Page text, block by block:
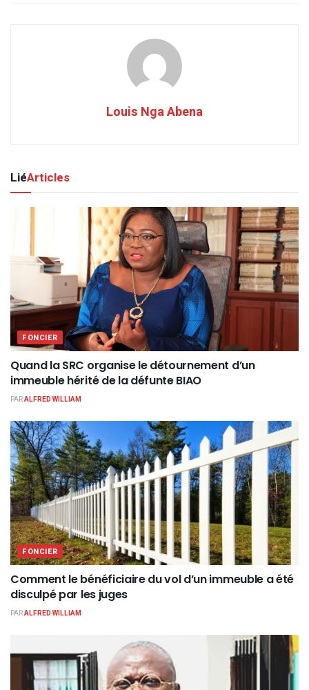
Louis Nga Abena
LiéArticles
FONCIER
Quand la SRC organise le détournement d’un
immeuble hérité de la défunte BIAO
PARALFRED WILLIAM
FONCIER
Comment le bénéficiaire du vol d’un immeuble a été
disculpé par les juges
PARALFRED WILLIAM